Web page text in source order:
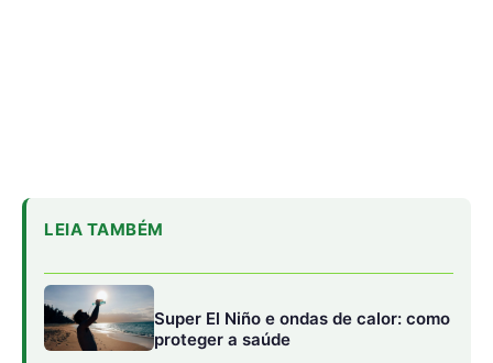
No Brasil, a estimativa é de que 41% dos adultos tenham
obesidade nos próximos 12 anos. Atualmente, esse